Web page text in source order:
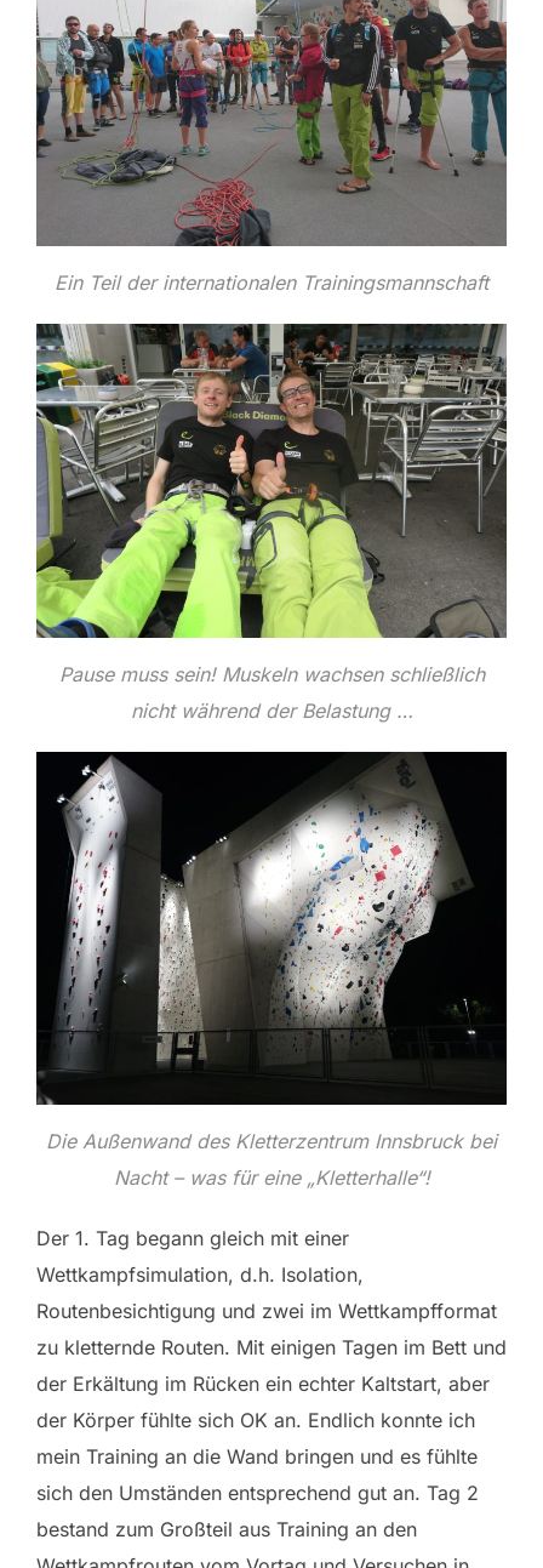
Ein Teil der internationalen Trainingsmannschaft
Pause muss sein! Muskeln wachsen schließlich
nicht während der Belastung …
Die Außenwand des Kletterzentrum Innsbruck bei
Nacht – was für eine „Kletterhalle“!
Der 1. Tag begann gleich mit einer
Wettkampfsimulation, d.h. Isolation,
Routenbesichtigung und zwei im Wettkampfformat
zu kletternde Routen. Mit einigen Tagen im Bett und
der Erkältung im Rücken ein echter Kaltstart, aber
der Körper fühlte sich OK an. Endlich konnte ich
mein Training an die Wand bringen und es fühlte
sich den Umständen entsprechend gut an. Tag 2
bestand zum Großteil aus Training an den